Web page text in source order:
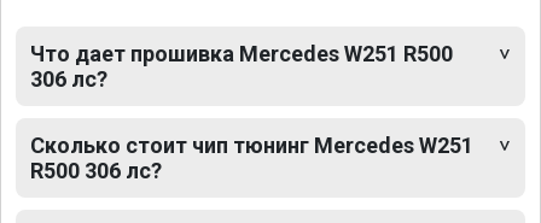
Что дает прошивка Mercedes W251 R500
306 лс?
Сколько стоит чип тюнинг Mercedes W251
R500 306 лс?